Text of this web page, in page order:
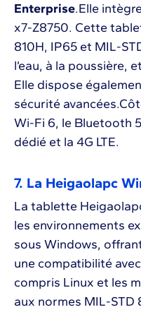
Enterprise.Elle
x7-Z8750. Cette
810H, IP65 et MIL-
l’eau, à la poussière,
Elle dispose
sécurité
Wi-Fi 6, le Bluetooth
dédié et la 4G LTE.
7. La Heigaolapc
La tablette
les environnements
sous Windows,
une compatibilité
compris Linux et les
aux normes MIL-STD